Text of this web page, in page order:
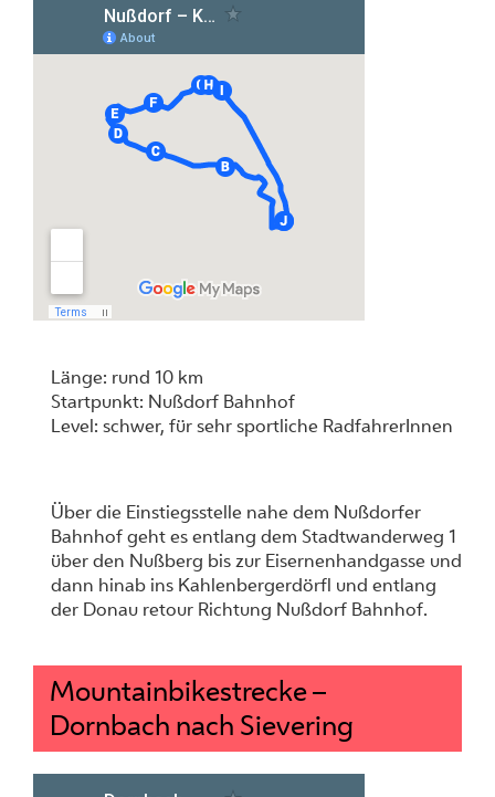
Länge: rund 10 km
Startpunkt: Nußdorf Bahnhof
Level: schwer, für sehr sportliche RadfahrerInnen
Über die Einstiegsstelle nahe dem Nußdorfer
Bahnhof geht es entlang dem Stadtwanderweg 1
über den Nußberg bis zur Eisernenhandgasse und
dann hinab ins Kahlenbergerdörfl und entlang
der Donau retour Richtung Nußdorf Bahnhof.
Mountainbikestrecke –
Dornbach nach Sievering